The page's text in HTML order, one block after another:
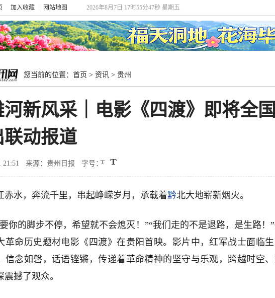
加入收藏 网站地图 2026年8月7日 17时55分48秒 星期五
您当前的位置： 首页 > 资讯 > 贵州
河新风采｜电影《四渡》即将全
联动报道
21:51 来源：贵州日报 字号：
赤水，奔流千里，串起峥嵘岁月，承载着黔北大地崭新烟火。
你的脚步不停，希望就不会熄灭！”“我们走的不是退路，是生路！
革命历史题材电影《四渡》在贵阳首映。影片中，红军战士面临
信念如磐，话语铿锵，传递着革命精神的坚守与乐观，跨越时空
震撼了观众。